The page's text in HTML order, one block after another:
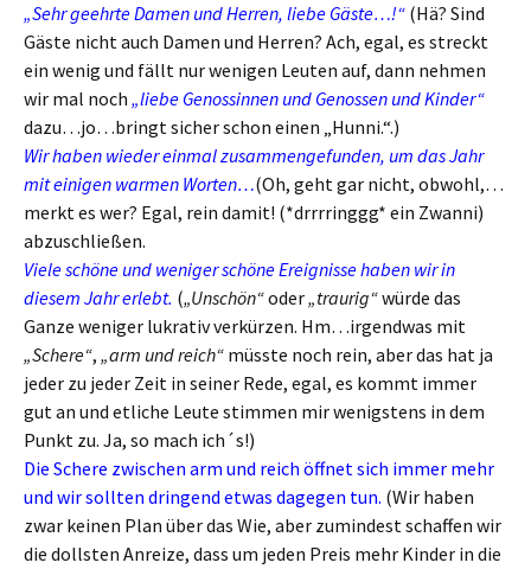
„Sehr geehrte Damen und Herren, liebe Gäste…!“ (Hä? Sind
Gäste nicht auch Damen und Herren? Ach, egal, es streckt
ein wenig und fällt nur wenigen Leuten auf, dann nehmen
wir mal noch „liebe Genossinnen und Genossen und Kinder“
dazu…jo…bringt sicher schon einen „Hunni.“.)
Wir haben wieder einmal zusammengefunden, um das Jahr
mit einigen warmen Worten…(Oh, geht gar nicht, obwohl,…
merkt es wer? Egal, rein damit! (*drrrringgg* ein Zwanni)
abzuschließen.
Viele schöne und weniger schöne Ereignisse haben wir in
diesem Jahr erlebt. („Unschön“oder„traurig“würde das
Ganze weniger lukrativ verkürzen. Hm…irgendwas mit
„Schere“, „arm und reich“ müsste noch rein, aber das hat ja
jeder zu jeder Zeit in seiner Rede, egal, es kommt immer
gut an und etliche Leute stimmen mir wenigstens in dem
Punkt zu. Ja, so mach ich´s!)
Die Schere zwischen arm und reich öffnet sich immer mehr
und wir sollten dringend etwas dagegen tun. (Wir haben
zwar keinen Plan über das Wie, aber zumindest schaffen wir
die dollsten Anreize, dass um jeden Preis mehr Kinder in die